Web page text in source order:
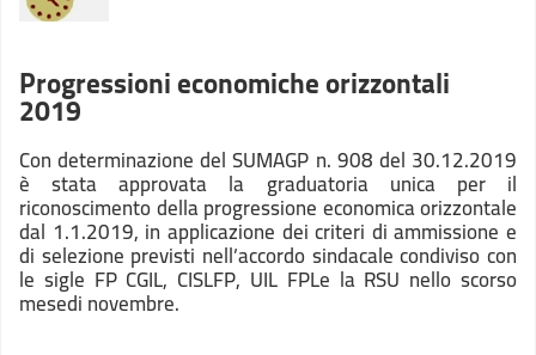
Progressioni economiche orizzontali
2019
Con determinazione del SUMAGP n. 908 del 30.12.2019
è stata approvata la graduatoria unica per il
riconoscimento della progressione economica orizzontale
dal 1.1.2019, in applicazione dei criteri di ammissione e
di selezione previsti nell’accordo sindacale condiviso con
le sigle FP CGIL, CISLFP, UIL FPLe la RSU nello scorso
mesedi novembre.